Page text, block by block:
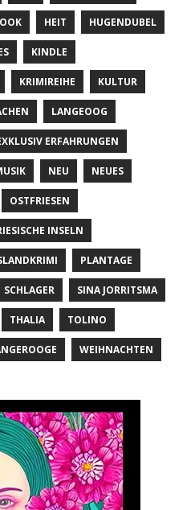
HEIT HUGENDUBEL
KINDLE
KRIMIREIHE KULTUR
LANGEOOG
ERFAHRUNGEN
NEU NEUES
OSTFRIESEN
INSELN
PLANTAGE
SCHLAGER SINA JORRITSMA
THALIA TOLINO
WEIHNACHTEN